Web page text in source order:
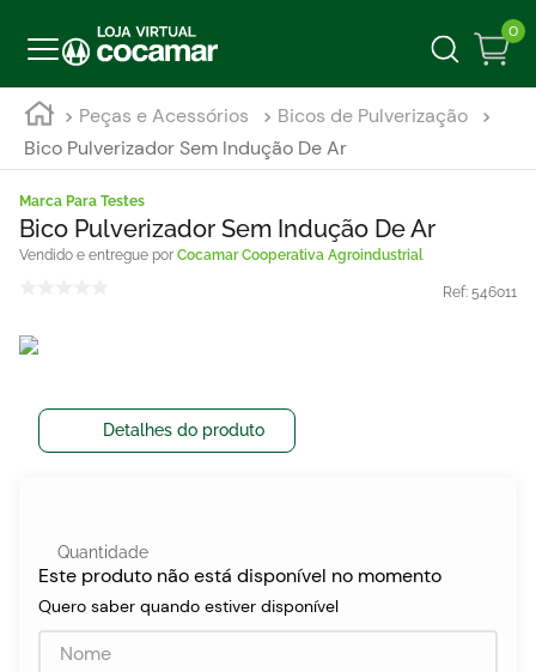
0
Peças e Acessórios
Bicos de Pulverização
Bico Pulverizador Sem Indução De Ar
Marca Para Testes
Bico Pulverizador Sem Indução De Ar
Cocamar Cooperativa Agroindustrial
Ref: 546011
Detalhes do produto
Quantidade
Este produto não está disponível no momento
Quero saber quando estiver disponível